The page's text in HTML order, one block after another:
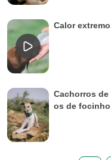
Calor
Cachorros
os de